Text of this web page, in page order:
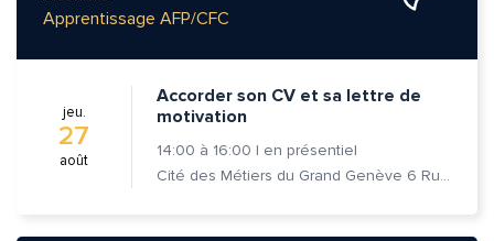
Apprentissage AFP/CFC
jeu.
27
août
Accorder son CV et sa lettre de
motivation
14:00 à 16:00 | en présentiel
Cité des Métiers du Grand Genève 6 Rue Prévost-Martin 1205 Genève